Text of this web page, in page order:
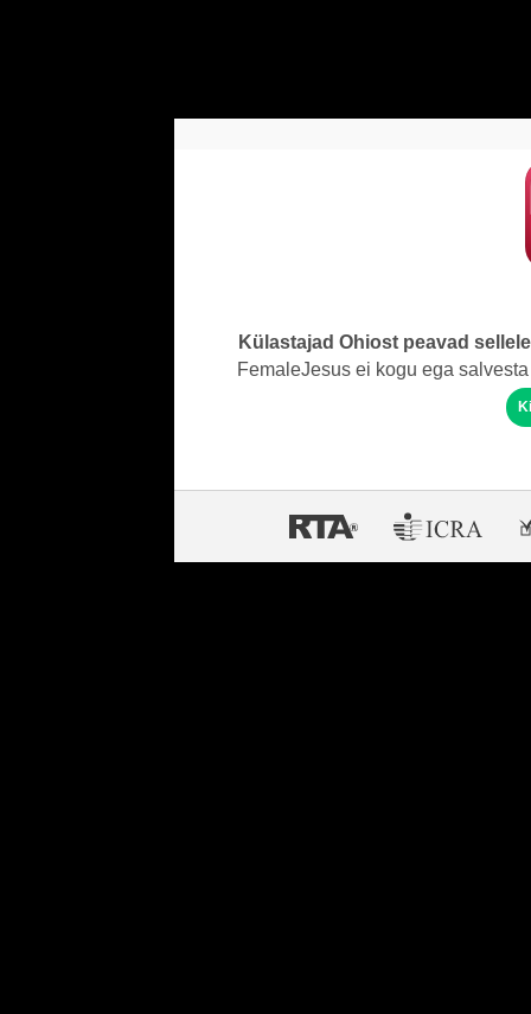
Külastajad Ohiost peavad
FemaleJesus ei kogu ega